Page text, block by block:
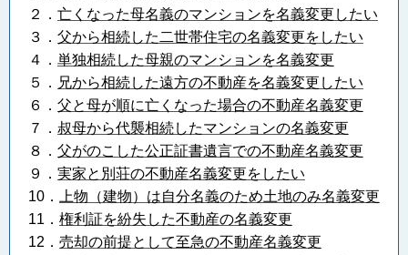
２． 亡くなった母名義のマンションを名義変更したい
３． 父から相続した二世帯住宅の名義変更をしたい
４． 単独相続した母親のマンションを名義変更
５． 兄から相続した遠方の不動産を名義変更したい
６． 父と母が順に亡くなった場合の不動産名義変更
７． 叔母から代襲相続したマンションの名義変更
８． 父がのこした公正証書遺言での不動産名義変更
９． 実家と別荘の不動産名義変更をしたい
10．
上物（建物）は自分名義のため土地のみ名義変更
11． 権利証を紛失した不動産の名義変更
12． 売却の前提として至急の不動産名義変更